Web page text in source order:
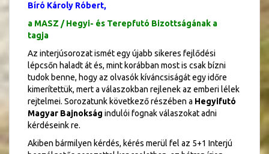
Bíró Károly Róbert,
a MASZ / Hegyi- és Terepfutó Bizottságának a
tagja
Az interjúsorozat ismét egy újabb sikeres fejlődési
lépcsőn haladt át és, mint korábban most is csak bízni
tudok benne, hogy az olvasók kíváncsiságát egy időre
kimerítettük, mert a válaszokban rejlenek az emberi lélek
rejtelmei. Sorozatunk következő részében a Hegyifutó
Magyar Bajnokság indulói fognak válaszokat adni
kérdéseink re.
Akiben bármilyen kérdés, kérés merül fel az 5+1 Interjú